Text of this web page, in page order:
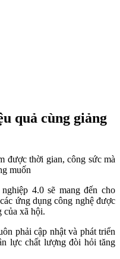
quả cùng giảng
được thời gian, công sức mà
muốn
4.0 sẽ mang đến cho
ứng dụng công nghệ được
của xã hội.
phải cập nhật và phát triển
lực chất lượng đòi hỏi tăng